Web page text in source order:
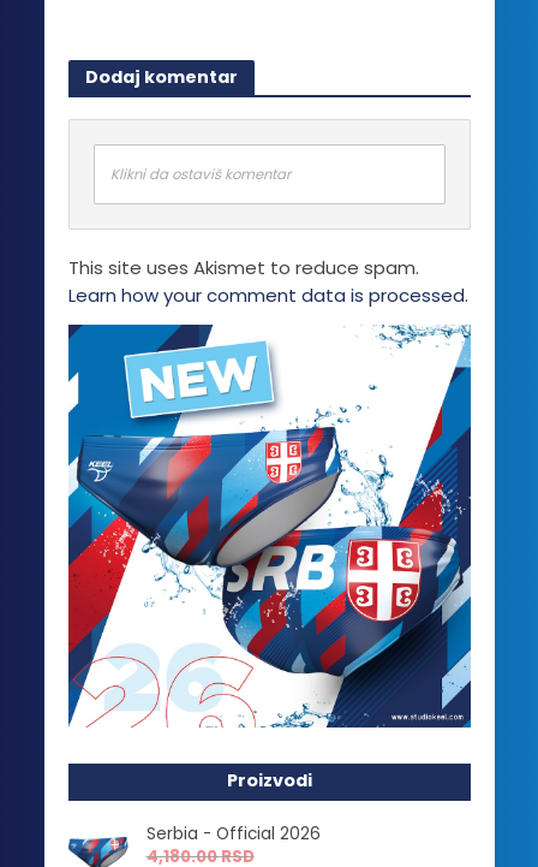
Dodaj komentar
Klikni da ostaviš komentar
This site uses Akismet to reduce spam.
Learn how your comment data is processed.
Proizvodi
Serbia - Official 2026
4,180.00RSD